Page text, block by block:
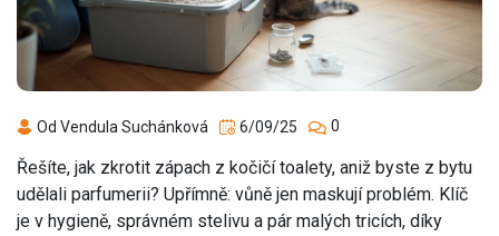
Od Vendula Suchánková 6/09/25 0
Řešíte, jak zkrotit zápach z kočičí toalety, aniž byste z bytu
udělali parfumerii? Upřímně: vůně jen maskují problém. Klíč
je v hygieně, správném stelivu a pár malých tricích, díky